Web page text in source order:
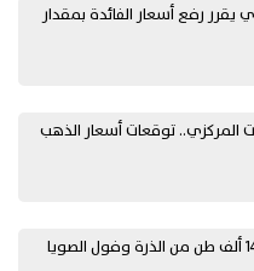
يقرر رفع أسعار الفائدة بمقدار
المركزي.. توقعات أسعار الذهب
«الزراعة»: الإفراج عن 143 ألف طن من الذرة وفول الصويا